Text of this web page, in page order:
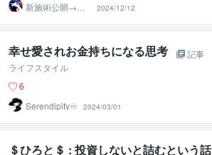
新施術公開→≪
相手意識強制変
化≫◆星桜龍
2024/12/12
幸せ愛されお金持ちになる思考
記事
ライフスタイル
6
Serendipity♾️
2024/03/01
＄ひろと＄ : 投資しないと詰むという話